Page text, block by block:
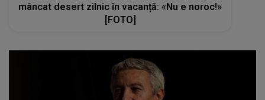
mâncat desert zilnic în vacanță: «Nu e noroc!»
[FOTO]